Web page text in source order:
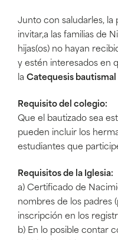
Junto con saludarles, la
invitar,a las familias de
hijas(os) no hayan
y estén interesados en
la Catequesis
Requisito del colegio:
Que el bautizado sea
pueden incluir los
estudiantes que
Requisitos de la Iglesia:
a) Certificado de
nombres de los padres
inscripción en los
b) En lo posible contar